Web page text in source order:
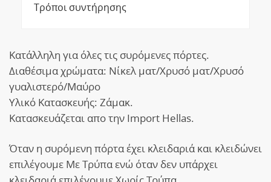
Τρόποι συντήρησης
Κατάλληλη για όλες τις συρόμενες πόρτες.
Διαθέσιμα χρώματα: Νίκελ ματ/Χρυσό ματ/Χρυσό
γυαλιστερό/Μαύρο
Υλικό Κατασκευής: Ζάμακ.
Κατασκευάζεται απο την Import Hellas.
Όταν η συρόμενη πόρτα έχει κλειδαριά και κλειδώνει
επιλέγουμε Με Τρύπα ενώ όταν δεν υπάρχει